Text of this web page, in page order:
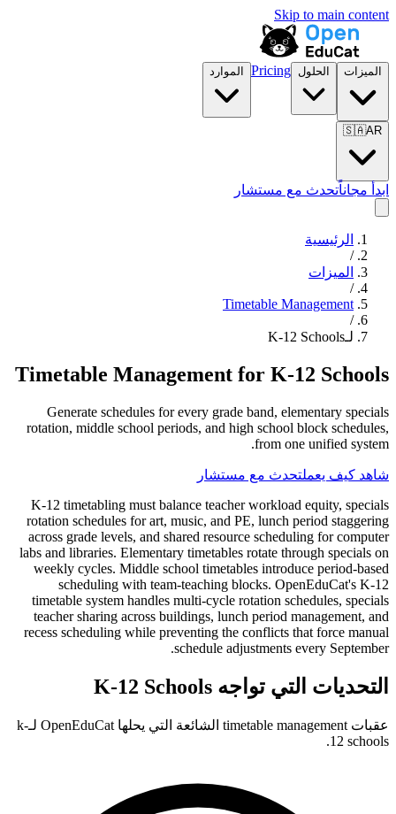
Skip to main content
الميزات الحلول Pricing الموارد
🇸🇦AR
ابدأ مجاناًتحدث مع مستشار
الرئيسية
/
الميزات
/
Timetable Management
/
لـK-12 Schools
Timetable Management for K-12 Schools
Generate schedules for every grade band, elementary specials
rotation, middle school periods, and high school block schedules,
from one unified system.
شاهد كيف يعملتحدث مع مستشار
K-12 timetabling must balance teacher workload equity, specials
rotation schedules for art, music, and PE, lunch period staggering
across grade levels, and shared resource scheduling for computer
labs and libraries. Elementary timetables rotate through specials on
weekly cycles. Middle school timetables introduce period-based
scheduling with team-teaching blocks. OpenEduCat's K-12
timetable system handles multi-cycle rotation schedules, specials
teacher sharing across buildings, lunch period management, and
recess scheduling while preventing the conflicts that force manual
schedule adjustments every September.
التحديات التي تواجه K-12 Schools
عقبات timetable management الشائعة التي يحلها OpenEduCat لـk-
12 schools.